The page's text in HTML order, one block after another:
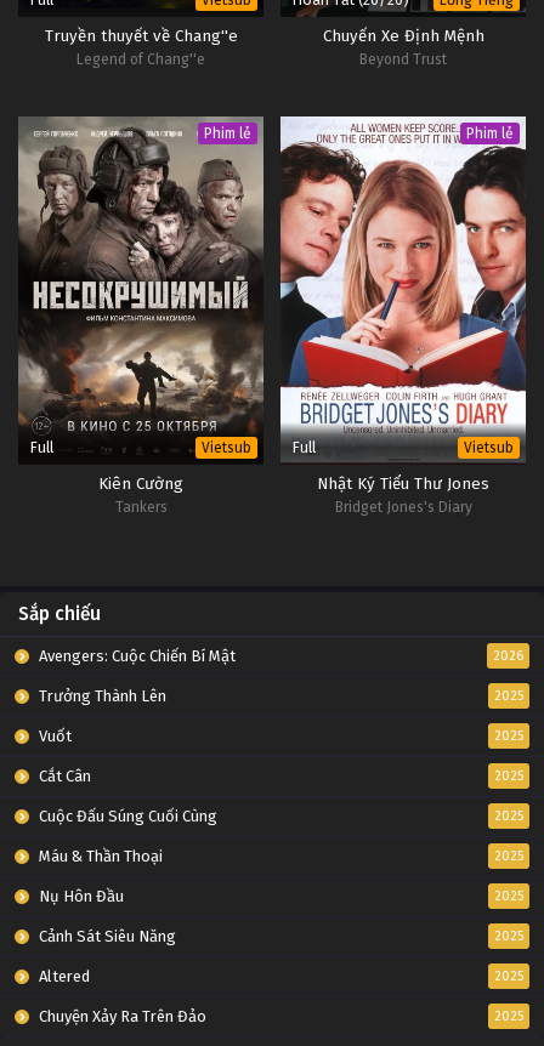
Truyền thuyết về Chang''e
Legend of Chang''e
Chuyến Xe Định Mệnh
Beyond Trust
Phim lẻ
Full Vietsub
Kiên Cường
Tankers
Phim lẻ
Full Vietsub
Nhật Ký Tiểu Thư Jones
Bridget Jones's Diary
Sắp chiếu
Avengers: Cuộc Chiến Bí Mật 2026
Trưởng Thành Lên 2025
Vuốt 2025
Cắt Cân 2025
Cuộc Đấu Súng Cuối Cùng 2025
Máu & Thần Thoại 2025
Nụ Hôn Đầu 2025
Cảnh Sát Siêu Năng 2025
Altered 2025
Chuyện Xảy Ra Trên Đảo 2025